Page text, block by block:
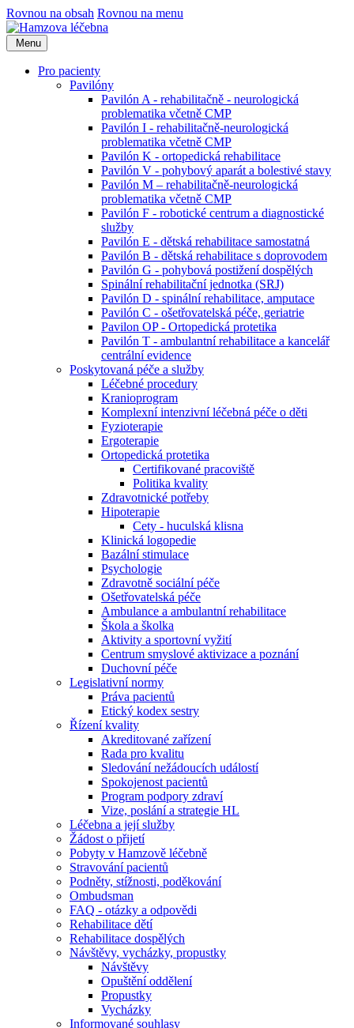
Rovnou na obsah Rovnou na menu
Menu
Pro pacienty
Pavilóny
Pavilón A - rehabilitačně - neurologická
problematika včetně CMP
Pavilón I - rehabilitačně-neurologická
problematika včetně CMP
Pavilón K - ortopedická rehabilitace
Pavilón V - pohybový aparát a bolestivé stavy
Pavilón M – rehabilitačně-neurologická
problematika včetně CMP
Pavilón F - robotické centrum a diagnostické
služby
Pavilón E - dětská rehabilitace samostatná
Pavilón B - dětská rehabilitace s doprovodem
Pavilón G - pohybová postižení dospělých
Spinální rehabilitační jednotka (SRJ)
Pavilón D - spinální rehabilitace, amputace
Pavilón C - ošetřovatelská péče, geriatrie
Pavilon OP - Ortopedická protetika
Pavilón T - ambulantní rehabilitace a kancelář
centrální evidence
Poskytovaná péče a služby
Léčebné procedury
Kranioprogram
Komplexní intenzivní léčebná péče o děti
Fyzioterapie
Ergoterapie
Ortopedická protetika
Certifikované pracoviště
Politika kvality
Zdravotnické potřeby
Hipoterapie
Cety - huculská klisna
Klinická logopedie
Bazální stimulace
Psychologie
Zdravotně sociální péče
Ošetřovatelská péče
Ambulance a ambulantní rehabilitace
Škola a školka
Aktivity a sportovní vyžití
Centrum smyslové aktivizace a poznání
Duchovní péče
Legislativní normy
Práva pacientů
Etický kodex sestry
Řízení kvality
Akreditované zařízení
Rada pro kvalitu
Sledování nežádoucích událostí
Spokojenost pacientů
Program podpory zdraví
Vize, poslání a strategie HL
Léčebna a její služby
Žádost o přijetí
Pobyty v Hamzově léčebně
Stravování pacientů
Podněty, stížnosti, poděkování
Ombudsman
FAQ - otázky a odpovědi
Rehabilitace dětí
Rehabilitace dospělých
Návštěvy, vycházky, propustky
Návštěvy
Opuštění oddělení
Propustky
Vycházky
Informované souhlasy